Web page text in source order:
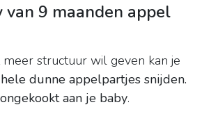
van 9 maanden appel
structuur wil geven kan je
dunne appelpartjes snijden.
aan je baby.